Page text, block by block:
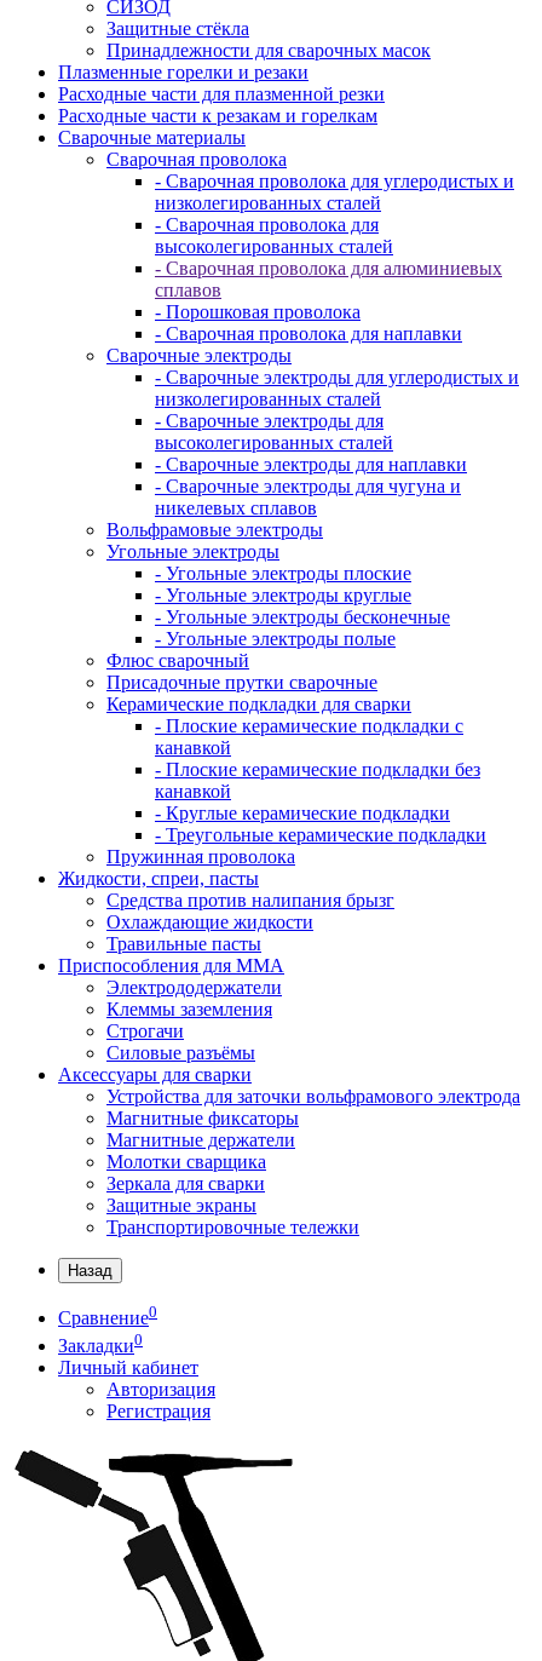
СИЗОД
Защитные стёкла
Принадлежности для сварочных масок
Плазменные горелки и резаки
Расходные части для плазменной резки
Расходные части к резакам и горелкам
Сварочные материалы
Сварочная проволока
- Сварочная проволока для углеродистых и
низколегированных сталей
- Сварочная проволока для
высоколегированных сталей
- Сварочная проволока для алюминиевых
сплавов
- Порошковая проволока
- Сварочная проволока для наплавки
Сварочные электроды
- Сварочные электроды для углеродистых и
низколегированных сталей
- Сварочные электроды для
высоколегированных сталей
- Сварочные электроды для наплавки
- Сварочные электроды для чугуна и
никелевых сплавов
Вольфрамовые электроды
Угольные электроды
- Угольные электроды плоские
- Угольные электроды круглые
- Угольные электроды бесконечные
- Угольные электроды полые
Флюс сварочный
Присадочные прутки сварочные
Керамические подкладки для сварки
- Плоские керамические подкладки с
канавкой
- Плоские керамические подкладки без
канавкой
- Круглые керамические подкладки
- Треугольные керамические подкладки
Пружинная проволока
Жидкости, спреи, пасты
Средства против налипания брызг
Охлаждающие жидкости
Травильные пасты
Приспособления для ММА
Электрододержатели
Клеммы заземления
Строгачи
Силовые разъёмы
Аксессуары для сварки
Устройства для заточки вольфрамового электрода
Магнитные фиксаторы
Магнитные держатели
Молотки сварщика
Зеркала для сварки
Защитные экраны
Транспортировочные тележки
Назад
Сравнение0
Закладки0
Личный кабинет
Авторизация
Регистрация